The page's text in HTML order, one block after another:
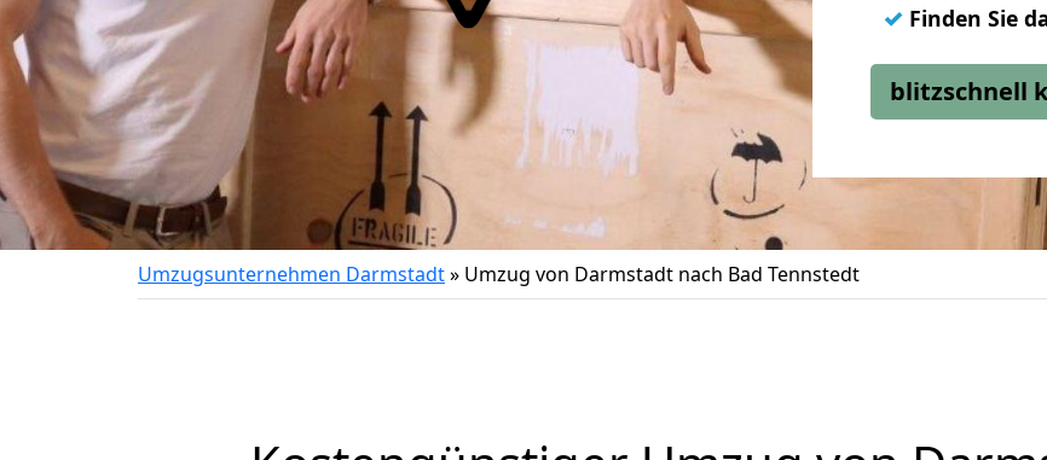
✓ Finden Sie
blitzschnell
Umzugsunternehmen Darmstadt» Umzug von Darmstadt nach Bad Tennstedt